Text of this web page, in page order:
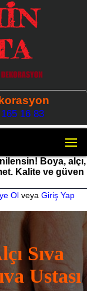
16 83
Boya, alçı,
Kalite ve güven
Ol veya Giriş Yap
Sıva
Ustası